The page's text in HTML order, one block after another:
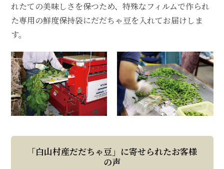
れたての美味しさを保つため、特殊なフィルムで作られ
た専用の鮮度保持袋にだだちゃ豆を入れてお届けしま
す。
「白山村産だだちゃ豆」に寄せられたお客様
の声